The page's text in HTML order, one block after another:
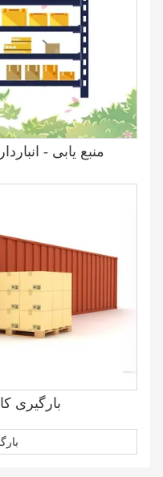
منبع یابی -
بارگیری